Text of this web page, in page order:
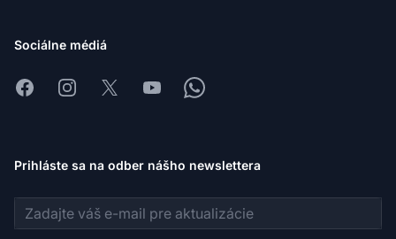
Sociálne médiá
FacebookInstagram
X YoutubeWhatsapp
Prihláste sa na odber nášho newslettera
E-mailová adresa